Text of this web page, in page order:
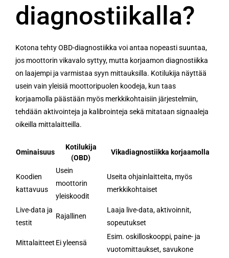
diagnostiikalla?
Kotona tehty OBD-diagnostiikka voi antaa nopeasti suuntaa,
jos moottorin vikavalo syttyy, mutta korjaamon diagnostiikka
on laajempi ja varmistaa syyn mittauksilla. Kotilukija näyttää
usein vain yleisiä moottoripuolen koodeja, kun taas
korjaamolla päästään myös merkkikohtaisiin järjestelmiin,
tehdään aktivointeja ja kalibrointeja sekä mitataan signaaleja
oikeilla mittalaitteilla.
Ominaisuus
Kotilukija
(OBD)
Vikadiagnostiikka korjaamolla
Koodien
kattavuus
Usein
moottorin
yleiskoodit
Useita ohjainlaitteita, myös
merkkikohtaiset
Live-data ja
testit
Rajallinen
Laaja live-data, aktivoinnit,
sopeutukset
Mittalaitteet Ei yleensä
Esim. oskilloskooppi, paine- ja
vuotomittaukset, savukone